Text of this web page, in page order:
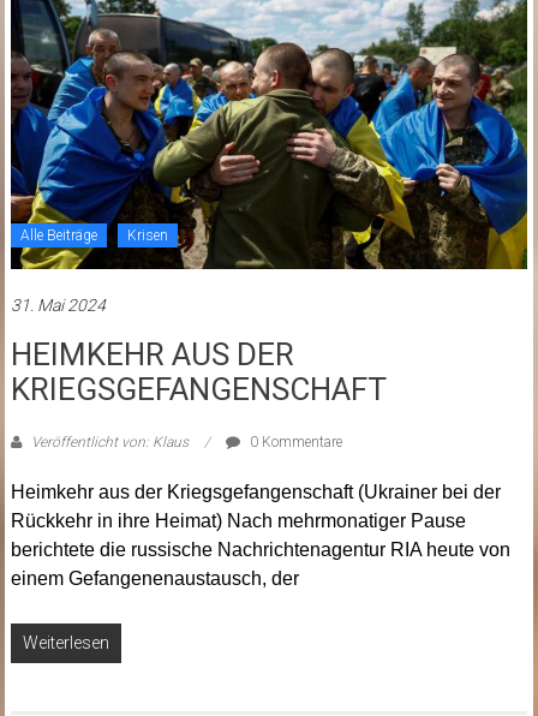
Alle Beiträge Krisen
31. Mai 2024
HEIMKEHR AUS DER
KRIEGSGEFANGENSCHAFT
Veröffentlicht von: Klaus 0 Kommentare
Heimkehr aus der Kriegsgefangenschaft (Ukrainer bei der
Rückkehr in ihre Heimat) Nach mehrmonatiger Pause
berichtete die russische Nachrichtenagentur RIA heute von
einem Gefangenenaustausch, der
Weiterlesen